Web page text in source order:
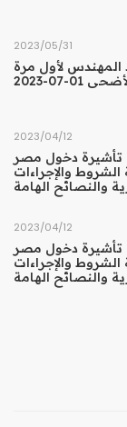
31‏/05‏/2023
المهندس لأول مرة
2023
12‏/04‏/2023
دخول مصر
والإجراءات
والنصائح الهامة
12‏/04‏/2023
دخول مصر
والإجراءات
والنصائح الهامة